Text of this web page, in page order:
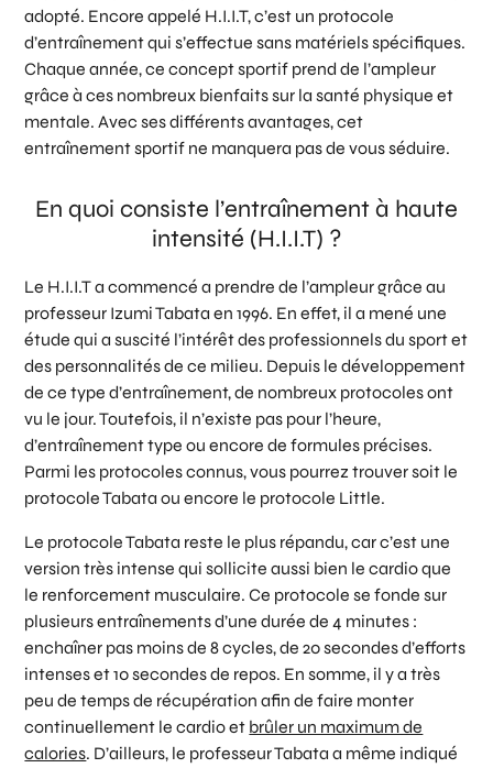
adopté. Encore appelé H.I.I.T, c’est un protocole
d’entraînement qui s’effectue sans matériels spécifiques.
Chaque année, ce concept sportif prend de l’ampleur
grâce à ces nombreux bienfaits sur la santé physique et
mentale. Avec ses différents avantages, cet
entraînement sportif ne manquera pas de vous séduire.
En quoi consiste l’entraînement à haute
intensité (H.I.I.T) ?
Le H.I.I.T a commencé a prendre de l’ampleur grâce au
professeur Izumi Tabata en 1996. En effet, il a mené une
étude qui a suscité l’intérêt des professionnels du sport et
des personnalités de ce milieu. Depuis le développement
de ce type d’entraînement, de nombreux protocoles ont
vu le jour. Toutefois, il n’existe pas pour l’heure,
d’entraînement type ou encore de formules précises.
Parmi les protocoles connus, vous pourrez trouver soit le
protocole Tabata ou encore le protocole Little.
Le protocole Tabata reste le plus répandu, car c’est une
version très intense qui sollicite aussi bien le cardio que
le renforcement musculaire. Ce protocole se fonde sur
plusieurs entraînements d’une durée de 4 minutes :
enchaîner pas moins de 8 cycles, de 20 secondes d’efforts
intenses et 10 secondes de repos. En somme, il y a très
peu de temps de récupération afin de faire monter
continuellement le cardio et brûler un maximum de
calories. D’ailleurs, le professeur Tabata a même indiqué